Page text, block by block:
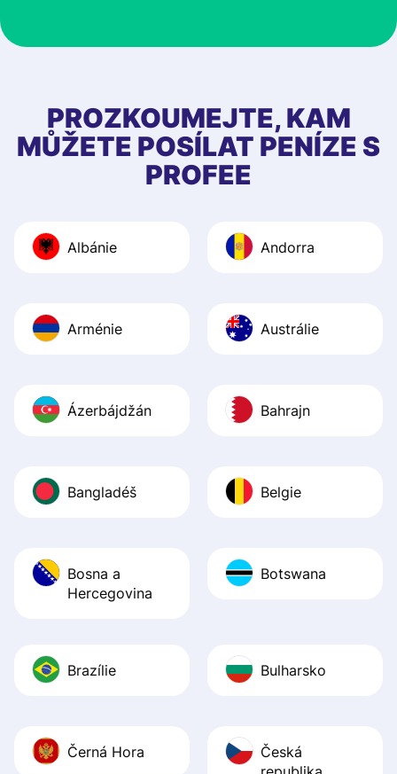
at Profee is very
first started
app, and they
quick to provide
Recommend it!
PROZKOUMEJTE, KAM
MŮŽETE POSÍLAT PENÍZE S
PROFEE
Albánie Andorra
Arménie Austrálie
Ázerbájdžán Bahrajn
Bangladéš Belgie
Bosna a
Hercegovina
Botswana
Brazílie Bulharsko
Černá Hora
Česká